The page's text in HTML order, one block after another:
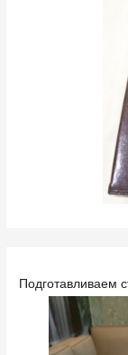
Подготавливаем